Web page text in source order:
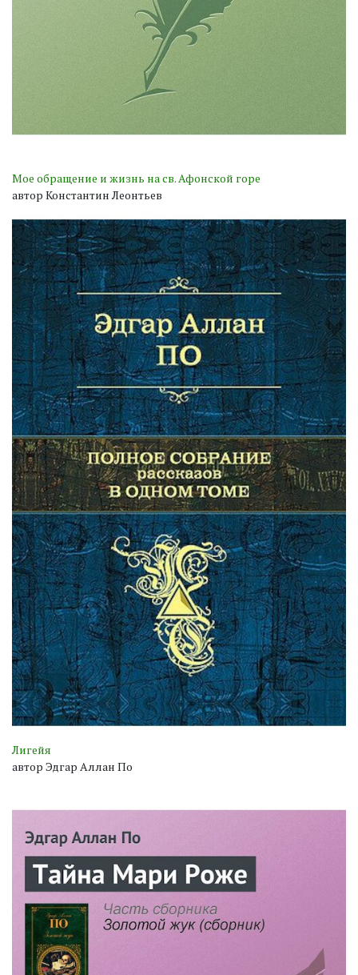
Мое обращение и жизнь на св. Афонской горе
автор Константин Леонтьев
Лигейя
автор Эдгар Аллан По